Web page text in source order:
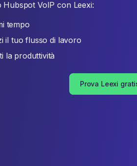
Hubspot VoIP con Leexi:
tempo
il tuo flusso di lavoro
la produttività
Prova Leexi